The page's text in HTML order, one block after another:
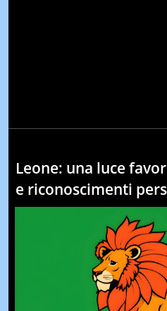
Leone: una luce
e riconoscimenti